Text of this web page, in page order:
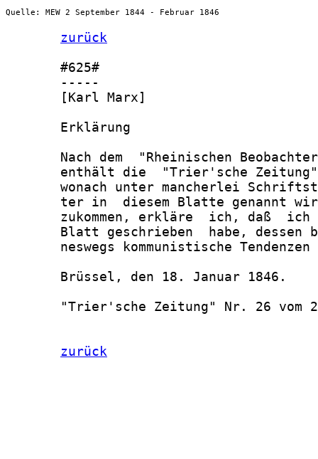
Quelle: MEW 2 September 1844 - Februar 1846
zurück
       #625#
       -----
       [Karl Marx]
       Erklärung
Nach dem  "Rheinischen
enthält die  "Trier'sche
wonach unter mancherlei
ter in  diesem Blatte genannt
zukommen, erkläre  ich, daß
Blatt geschrieben  habe, dessen
neswegs kommunistische Tendenzen
Brüssel, den 18. Januar 1846.
"Trier'sche Zeitung" Nr. 26 vom
zurück